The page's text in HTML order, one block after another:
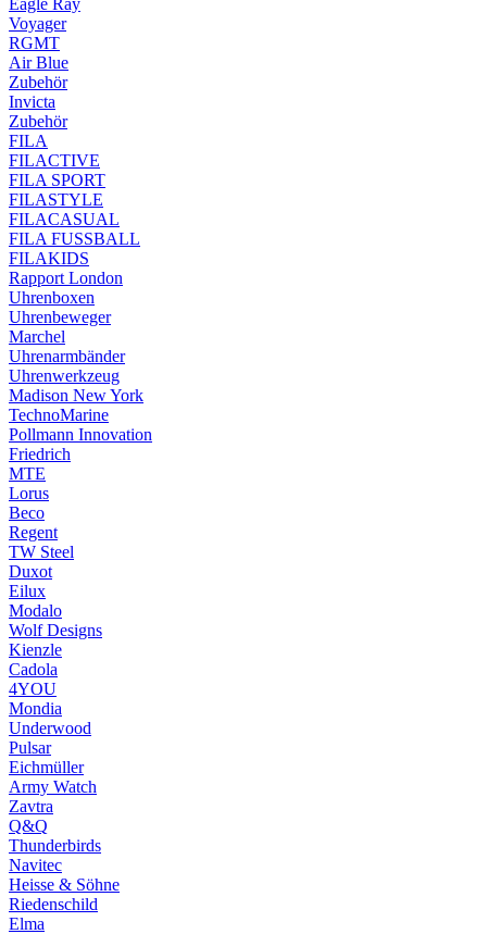
Eagle Ray
Voyager
RGMT
Air Blue
Zubehör
Invicta
Zubehör
FILA
FILACTIVE
FILA SPORT
FILASTYLE
FILACASUAL
FILA FUSSBALL
FILAKIDS
Rapport London
Uhrenboxen
Uhrenbeweger
Marchel
Uhrenarmbänder
Uhrenwerkzeug
Madison New York
TechnoMarine
Pollmann Innovation
Friedrich
MTE
Lorus
Beco
Regent
TW Steel
Duxot
Eilux
Modalo
Wolf Designs
Kienzle
Cadola
4YOU
Mondia
Underwood
Pulsar
Eichmüller
Army Watch
Zavtra
Q&Q
Thunderbirds
Navitec
Heisse & Söhne
Riedenschild
Elma